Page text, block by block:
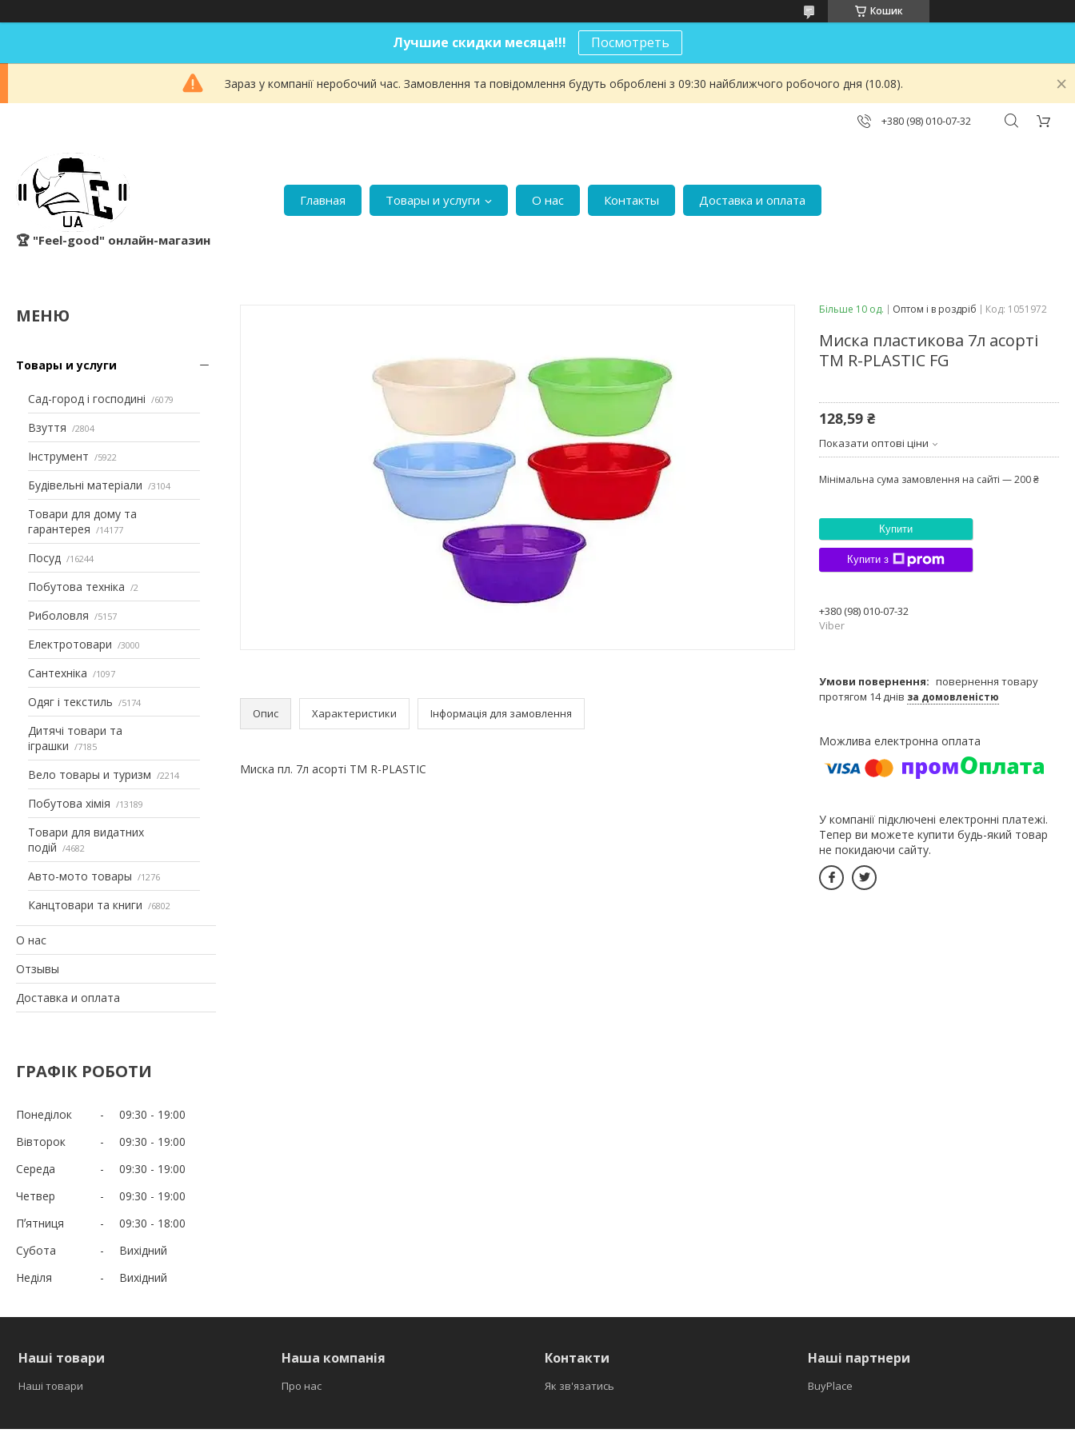
Кошик
Лучшие скидки месяца!!! Посмотреть
Зараз у компанії неробочий час. Замовлення та повідомлення будуть оброблені з 09:30 найближчого робочого дня (10.08).
+380 (98) 010-07-32
🏆 "Feel-good" онлайн-магазин
Главная Товары и услуги О нас Контакты Доставка и оплата
Товары и услуги
Сад-город і господині 6079
Взуття 2804
Інструмент 5922
Будівельні матеріали 3104
Товари для дому та
гарантерея
14177
Посуд 16244
Побутова техніка 2
Риболовля 5157
Електротовари 3000
Сантехніка 1097
Одяг і текстиль 5174
Дитячі товари та
іграшки
7185
Вело товары и туризм 2214
Побутова хімія 13189
Товари для видатних
подій
4682
Авто-мото товары 1276
Канцтовари та книги 6802
О нас
Отзывы
Доставка и оплата
ГРАФІК РОБОТИ
Понеділок 09:30
19:00
Вівторок
09:30
19:00
Середа
09:30
19:00
Четвер
09:30
19:00
Пʼятниця
09:30
18:00
Субота
Вихідний
Неділя
Вихідний
Опис Характеристики Інформація для замовлення
Миска пл. 7л асорті ТМ R-PLASTIC
Більше 10 од. Оптом і в роздріб Код: 1051972
Миска пластикова 7л асорті
ТМ R-PLASTIC FG
128,59 ₴
Показати оптові ціни
Мінімальна сума замовлення на сайті — 200 ₴
Купити
Купити з
+380 (98) 010-07-32
Viber
повернення товару
протягом 14 днів за домовленістю
У компанії підключені електронні платежі.
Тепер ви можете купити будь-який товар
не покидаючи сайту.
Наші товари
Наші товари
Наша компанія
Про нас
Контакти
Як зв'язатись
Наші партнери
BuyPlace